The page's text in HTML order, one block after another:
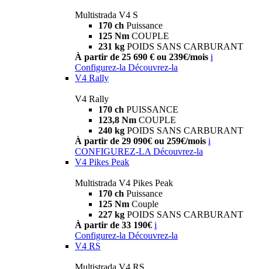
Multistrada V4 S
170 ch Puissance
125 Nm COUPLE
231 kg POIDS SANS CARBURANT
À partir de 25 690 € ou 239€/mois i
Configurez-la Découvrez-la
V4 Rally
V4 Rally
170 ch PUISSANCE
123,8 Nm COUPLE
240 kg POIDS SANS CARBURANT
À partir de 29 090€ ou 259€/mois i
CONFIGUREZ-LA Découvrez-la
V4 Pikes Peak
Multistrada V4 Pikes Peak
170 ch Puissance
125 Nm Couple
227 kg POIDS SANS CARBURANT
À partir de 33 190€ i
Configurez-la Découvrez-la
V4 RS
Multistrada V4 RS